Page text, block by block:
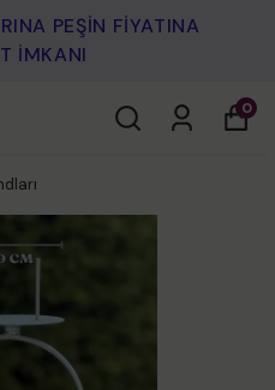
PEŞİN FİYATINA
İMKANI
0